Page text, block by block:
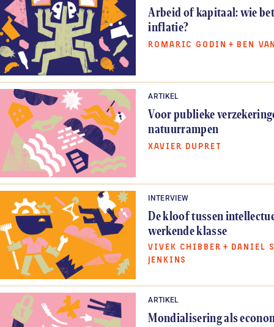
Arbeid of kapitaal: wie
inflatie?
ROMARIC GODIN + BEN
ARTIKEL
Voor publieke
natuurrampen
XAVIER DUPRET
INTERVIEW
De kloof tussen
werkende klasse
VIVEK CHIBBER + DANIEL
JENKINS
ARTIKEL
Mondialisering als